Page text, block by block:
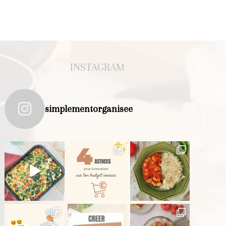
INSTAGRAM
simplementorganisee